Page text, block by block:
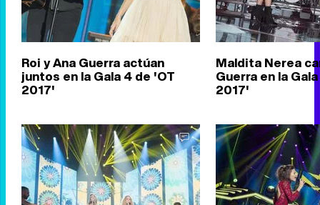
Roi y Ana Guerra actúan
juntos en la Gala 4 de 'OT
2017'
Maldita Nerea
Guerra en la
2017'